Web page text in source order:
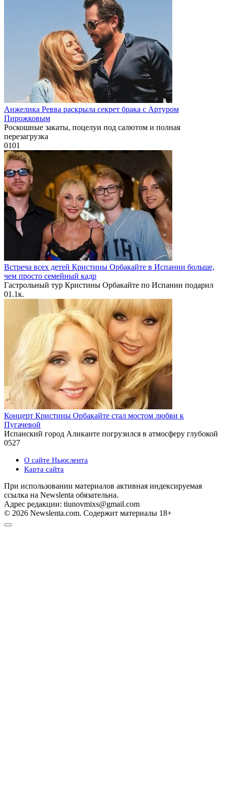
Анжелика Ревва раскрыла секрет брака с Артуром
Пирожковым
Роскошные закаты, поцелуи под салютом и полная
перезагрузка
0101
Встреча всех детей Кристины Орбакайте в Испании больше,
чем просто семейный кадр
Гастрольный тур Кристины Орбакайте по Испании подарил
01.1к.
Концерт Кристины Орбакайте стал мостом любви к
Пугачевой
Испанский город Аликанте погрузился в атмосферу глубокой
0527
О сайте Ньюслента
Карта сайта
При использовании материалов активная индексируемая
ссылка на Newslenta обязательна.
Адрес редакции: tiunovmixs@gmail.com
© 2026 Newslenta.com. Содержит материалы 18+